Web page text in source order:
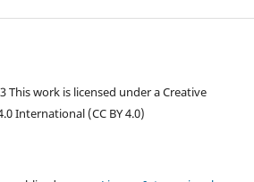
This work is licensed under a Creative
International (CC BY 4.0)